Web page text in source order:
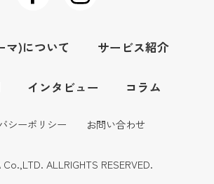
マ)について サービス紹介
インタビュー コラム
シーポリシー お問い合わせ
ALLRIGHTS RESERVED.